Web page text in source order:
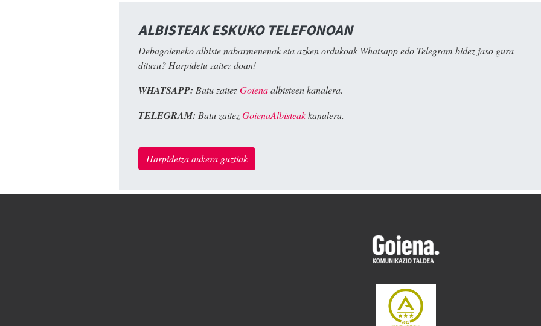
ALBISTEAK ESKUKO TELEFONOAN
Debagoieneko albiste nabarmenenak eta azken ordukoak Whatsapp edo Telegram bidez jaso gura
dituzu? Harpidetu zaitez doan!
WHATSAPP: Batu zaitezGoienaalbisteen kanalera.
TELEGRAM: Batu zaitezGoienaAlbisteakkanalera.
Harpidetza aukera guztiak